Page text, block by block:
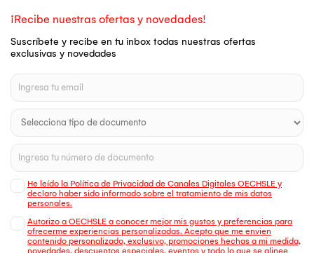
¡Recibe nuestras ofertas y novedades!
Suscríbete y recibe en tu inbox todas nuestras ofertas
exclusivas y novedades
He leído la Política de Privacidad de Canales Digitales OECHSLE y
declaro haber sido informado sobre el tratamiento de mis datos
personales.
Autorizo a OECHSLE a conocer mejor mis gustos y preferencias para
ofrecerme experiencias personalizadas. Acepto que me envien
contenido personalizado, exclusivo, promociones hechas a mi medida,
novedades, descuentos especiales, eventos y todo lo que se alinee